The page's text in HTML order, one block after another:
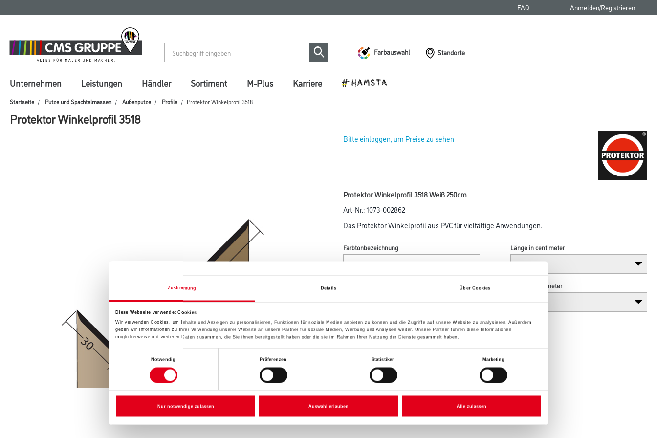
Zustimmung Details Über Cookies
Diese Webseite verwendet Cookies
Wir verwenden Cookies, um Inhalte und Anzeigen zu personalisieren, Funktionen für soziale Medien anbieten zu können und die Zugriffe auf unsere Website zu analysieren. Außerdem
geben wir Informationen zu Ihrer Verwendung unserer Website an unsere Partner für soziale Medien, Werbung und Analysen weiter. Unsere Partner führen diese Informationen
möglicherweise mit weiteren Daten zusammen, die Sie ihnen bereitgestellt haben oder die sie im Rahmen Ihrer Nutzung der Dienste gesammelt haben.
Notwendig
Präferenzen Statistiken Marketing
Nur notwendige zulassen Auswahl erlauben Alle zulassen
springen
springen
FAQ Anmelden/Registrieren
Farbauswahl Standorte
Unternehmen Leistungen Händler Sortiment M-Plus Karriere
Startseite Putze und Spachtelmassen Außenputze Profile Protektor Winkelprofil 3518
Protektor Winkelprofil 3518
Bitte einloggen, um Preise zu sehen
Protektor Winkelprofil 3518 Weiß 250cm
Art-Nr.:1073-002862
Das Protektor Winkelprofil aus PVC für vielfältige Anwendungen.
Farbtonbezeichnung Länge in centimeter
Höhe in centimeter
Gebinde
Umrechnungsfaktoren